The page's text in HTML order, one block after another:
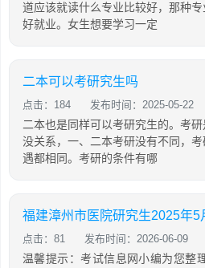
道应该就读什么专业比较好，那种
好就业。女生想要学习一定
二本可以考研究生吗
点击：184 发布时间：2025-05-22
二本也是同样可以考研究生的。考
没关系，一、二本考研没有不同，
遇都相同。考研的条件有哪
点击：81 发布时间：2026-06-09
温馨提示：考试信息网小编为您整